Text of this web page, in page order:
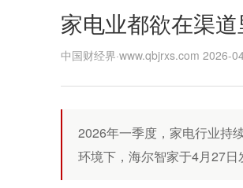
家电业都欲在渠
中国财经界·www.qbjrxs.com 2026-
2026年一季度，家电行业持
环境下，海尔智家于4月27